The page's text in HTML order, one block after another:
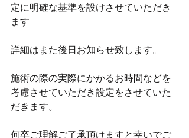
定に明確な基準を設けさせていただき
ます
詳細はまた後日お知らせ致します。
施術の際の実際にかかるお時間などを
考慮させていただき設定をさせていた
だきます。
何卒ご理解ご了承頂けますと幸いでご